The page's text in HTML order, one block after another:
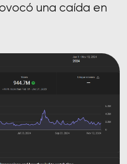
una caída en